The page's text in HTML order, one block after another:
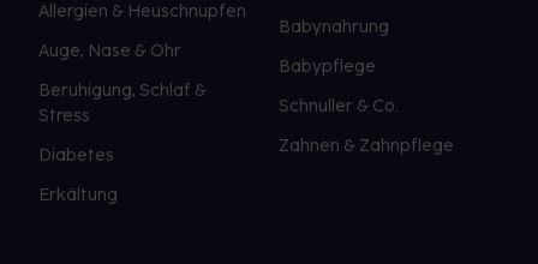
Allergien & Heuschnupfen
Auge, Nase & Ohr
Beruhigung, Schlaf &
Stress
Diabetes
Erkältung
Babynahrung
Babypflege
Schnuller & Co.
Zahnen & Zahnpflege